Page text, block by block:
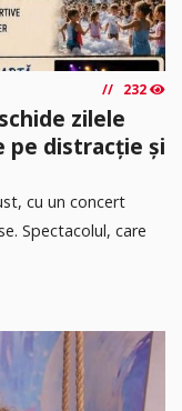
232
zilele
pe distracție și
cu un concert
Spectacolul, care